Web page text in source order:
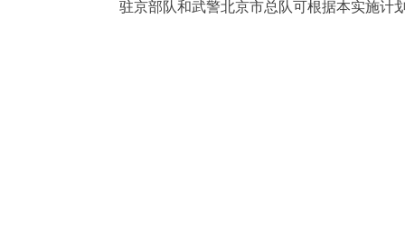
驻京部队和武警北京市总队可根据本实施计